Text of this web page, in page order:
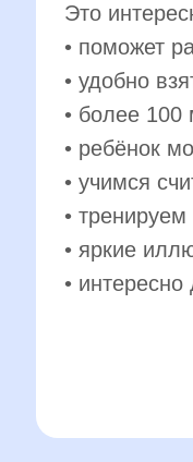
Это
• поможет
• удобно
• более 100
• ребёнок
• учимся
•
• яркие
•